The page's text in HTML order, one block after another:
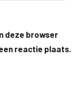
deze browser
reactie plaats.